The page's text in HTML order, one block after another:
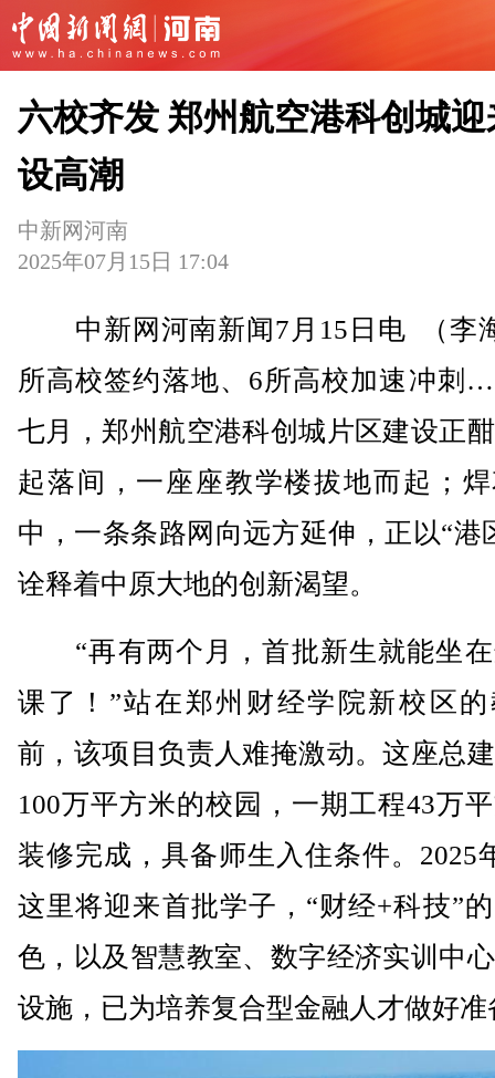
六校齐发 郑州航空港科创城
设高潮
中新网河南
2025年07月15日 17:04
中新网河南新闻7月15日电 （李
所高校签约落地、6所高校加速冲刺
七月，郑州航空港科创城片区建设正
起落间，一座座教学楼拔地而起；
中，一条条路网向远方延伸，正以“港
诠释着中原大地的创新渴望。
“再有两个月，首批新生就能坐在
课了！”站在郑州财经学院新校区
前，该项目负责人难掩激动。这座总
100万平方米的校园，一期工程43万
装修完成，具备师生入住条件。2025
这里将迎来首批学子，“财经+科技”
色，以及智慧教室、数字经济实训中
设施，已为培养复合型金融人才做好准